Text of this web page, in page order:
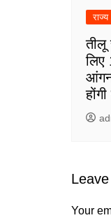
राज्य
तीलू
लिए
Your